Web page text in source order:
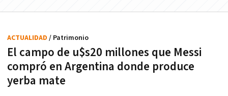
El campo de u$s20 millones que Messi
compró en Argentina donde produce
yerba mate
ACTUALIDAD / Patrimonio